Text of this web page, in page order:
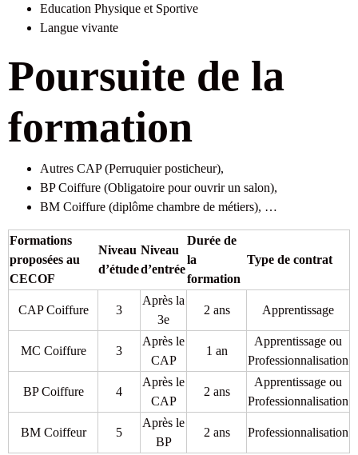
Education Physique et Sportive
Langue vivante
Poursuite de la
formation
Autres CAP (Perruquier posticheur),
BP Coiffure (Obligatoire pour ouvrir un salon),
BM Coiffure (diplôme chambre de métiers), …
Formations
proposées au
CECOF
Niveau
d’étude
Niveau
d’entrée
Durée de
la
formation
Type de contrat
CAP Coiffure 3
Après la
3e
2 ans Apprentissage
MC Coiffure 3
Après le
CAP
1 an
Apprentissage ou
Professionnalisation
BP Coiffure 4
Après le
CAP
2 ans
Apprentissage ou
Professionnalisation
BM Coiffeur 5
Après le
BP
2 ans Professionnalisation